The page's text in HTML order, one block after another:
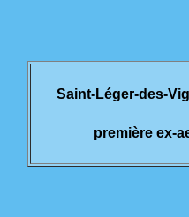
Saint-Léger-des-
première ex-